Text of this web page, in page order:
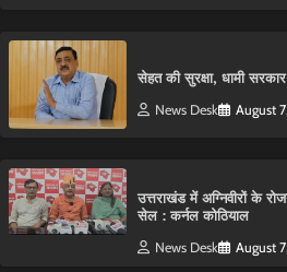
सेहत की सुरक्षा, धामी
News Desk August
उत्तराखंड में अग्निवीरों के
सेल : कर्नल कोठियाल
News Desk August